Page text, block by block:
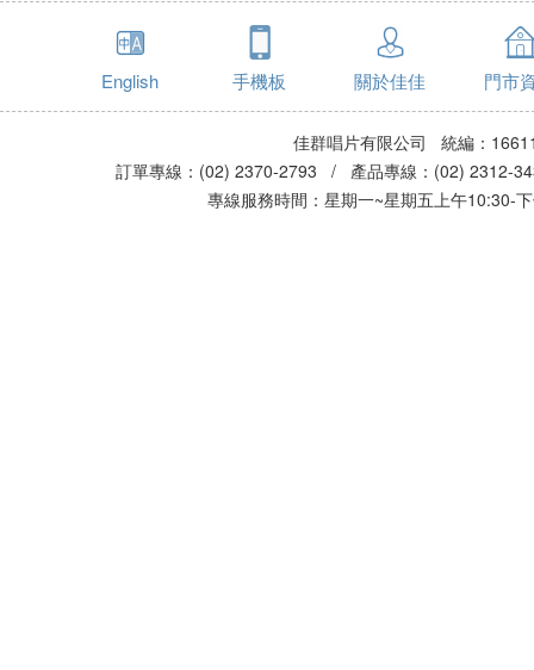
English 手機板 關於佳佳 門市
佳群唱片有限公司 統編：
訂單專線：(02) 2370-2793 / 產品專線：(02)
專線服務時間：星期一~星期五上午10:30-